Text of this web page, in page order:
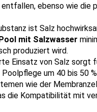
ebenso wie die
ist Salz
mit Salzwasser
produziert wird.
Einsatz von Salz sorgt
um 40 bis 50
wie der
die Kompatibilität mit